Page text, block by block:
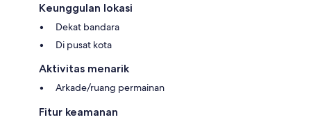
Keunggulan lokasi
Dekat bandara
Di pusat kota
Aktivitas menarik
Arkade/ruang permainan
Fitur keamanan